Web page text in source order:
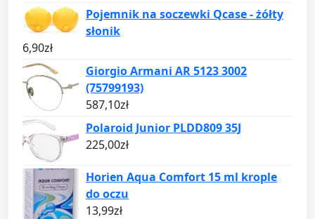
Pojemnik na soczewki Qcase - żółty
słonik
6,90zł
Giorgio Armani AR 5123 3002
(75799193)
587,10zł
Polaroid Junior PLDD809 35J
225,00zł
Horien Aqua Comfort 15 ml krople
do oczu
13,99zł